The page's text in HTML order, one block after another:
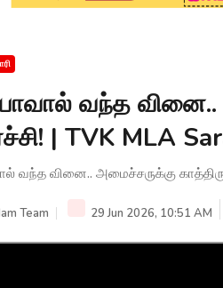
வந்த வினை..
| TVK MLA
வந்த வினை.. அமைச்சருக்கு
Team 29 Jun 2026, 10:51 AM